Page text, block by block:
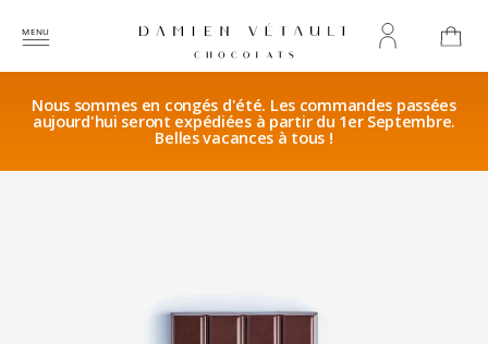
Nous sommes en congés d'été. Les commandes passées
aujourd'hui seront expédiées à partir du 1er Septembre.
Belles vacances à tous !